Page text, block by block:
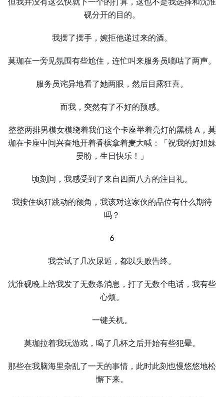
砚分开的目的。
我摆了摆手，婉拒他递过来的酒。
莫珈在一旁见氛围有些尬住，连忙叫来服务员嘀咕了两声。
服务员诧异地看了她两眼，然后目露狂喜。
而我，突然有了不好的预感。
整整两排男模女模绕着我们这个卡座举着亮灯的黑桃 A，莫
珈在卡座中间兴奋地开着香槟拿着麦大喊：「祝我的好姐妹
晏盼，生日快乐！」
顷刻间，我感受到了来自四面八方的注目礼。
我按住疯狂跳动的额角，我该对这家伙的品位有什么期待
吗？
6
我尝试了几次尿遁，都以失败告终。
沈淮砚晚上给我发了无数条消息，打了无数个电话，我有些
心烦。
一键关机。
莫珈拉着我玩游戏，喝了几杯之后开始有些犯晕。
那些在我脑海里杂乱了一天的事情，此时此刻也慢悠悠地松
懈下来。